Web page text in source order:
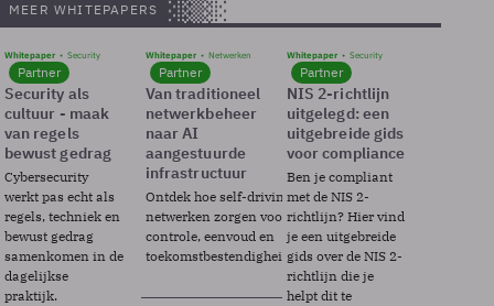
MEER WHITEPAPERS
Whitepaper Security
Partner
Security als
cultuur - maak
van regels
bewust gedrag
Cybersecurity
werkt pas echt als
regels, techniek en
bewust gedrag
samenkomen in de
dagelijkse
praktijk.
Whitepaper Netwerken
Partner
Van traditioneel
netwerkbeheer
naar AI
aangestuurde
infrastructuur
Ontdek hoe self-driving
netwerken zorgen voor
controle, eenvoud en
toekomstbestendigheid.
Whitepaper Security
Partner
NIS 2-richtlijn
uitgelegd: een
uitgebreide gids
voor compliance
Ben je compliant
met de NIS 2-
richtlijn? Hier vind
je een uitgebreide
gids over de NIS 2-
richtlijn die je
helpt dit te